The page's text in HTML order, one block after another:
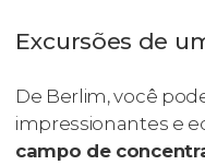
Excursões de
De Berlim, você
impressionantes e
campo de